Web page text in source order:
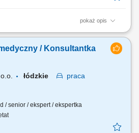
pokaż opis
oraz nadzorowanie pracy maszyn i
prawidłowego przebiegu procesu
techniczną obsługiwanych
oraz praca na hali produkcyjnej.
/ Konsultantka
łódzkie
praca
/ senior / ekspert / ekspertka